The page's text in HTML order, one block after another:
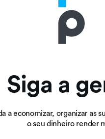
Siga a
a economizar, organizar as
o seu dinheiro render